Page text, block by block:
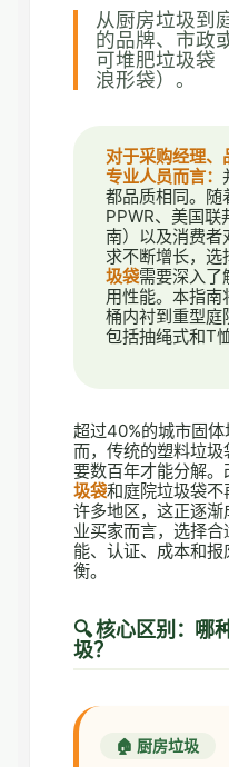
从厨房垃圾
的品牌、市政
可堆肥垃圾袋
浪形袋）。
对于采购经理、
专业人员而言：
都品质相同。随
PPWR、美国联
南）以及消费者
求不断增长，选
圾袋需要深入了
用性能。本指南
桶内衬到重型庭
包括抽绳式和T
超过40%的城市固
而，传统的塑料垃
要数百年才能分解。
圾袋和庭院垃圾袋
许多地区，这正逐
业买家而言，选择
能、认证、成本和
衡。
🔍 核心区别：哪
圾？
🏠 厨房垃圾